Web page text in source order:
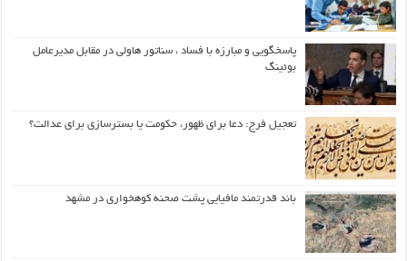
پاسخگویی و مبارزه با فساد ، سناتور هاولی در مقابل مدیرعامل
بوئینگ
تعجیل فرج: دعا برای ظهور، حکومت یا بسترسازی برای عدالت؟
باند قدرتمند مافیایی پشت صحنه کوهخواری در مشهد